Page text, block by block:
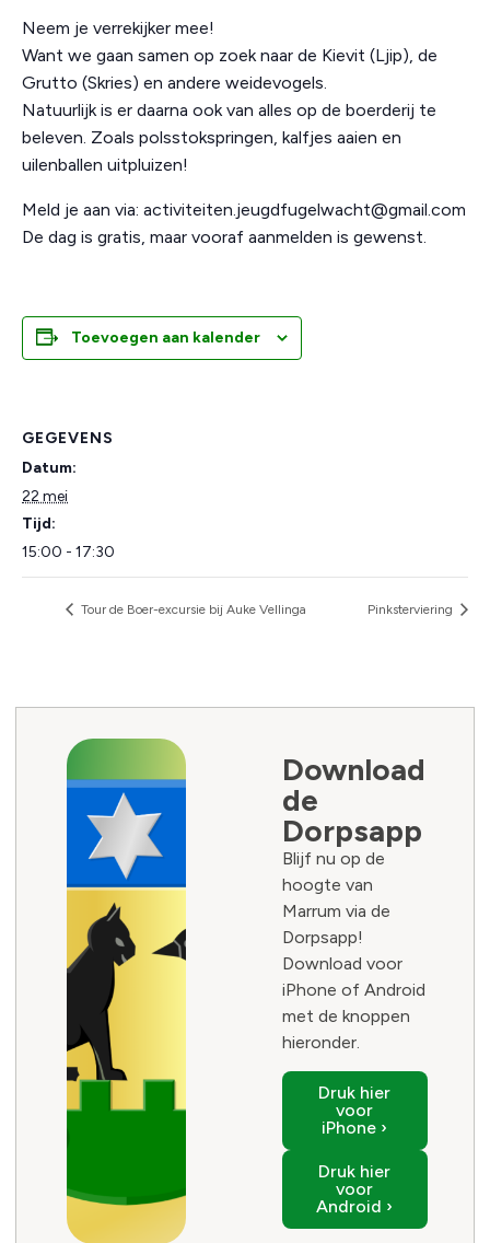
Neem je verrekijker mee!
Want we gaan samen op zoek naar de Kievit (Ljip), de
Grutto (Skries) en andere weidevogels.
Natuurlijk is er daarna ook van alles op de boerderij te
beleven. Zoals polsstokspringen, kalfjes aaien en
uilenballen uitpluizen!
Meld je aan via: activiteiten.jeugdfugelwacht@gmail.com
De dag is gratis, maar vooraf aanmelden is gewenst.
Toevoegen aan kalender
GEGEVENS
Datum:
22 mei
Tijd:
15:00 - 17:30
Tour de Boer-excursie bij Auke Vellinga Pinksterviering
Download
de
Dorpsapp
Blijf nu op de
hoogte van
Marrum via de
Dorpsapp!
Download voor
iPhone of Android
met de knoppen
hieronder.
Druk hier
voor
iPhone ›
Druk hier
voor
Android ›